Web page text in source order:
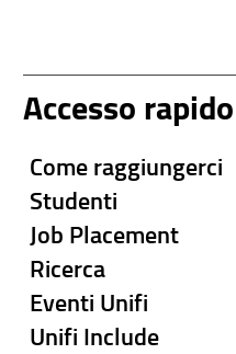
Accesso rapido
Come raggiungerci
Studenti
Job Placement
Ricerca
Eventi Unifi
Unifi Include